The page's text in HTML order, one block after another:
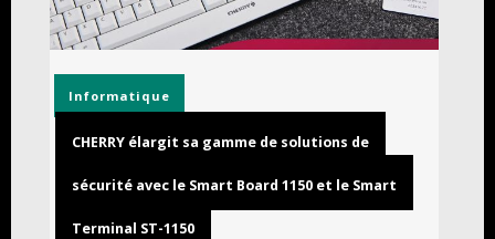
Informatique
CHERRY élargit sa gamme de solutions de
sécurité avec le Smart Board 1150 et le Smart
Terminal ST-1150